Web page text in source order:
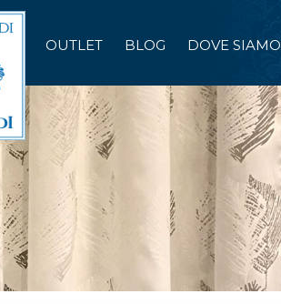
OUTLET BLOG DOVE SIAMO